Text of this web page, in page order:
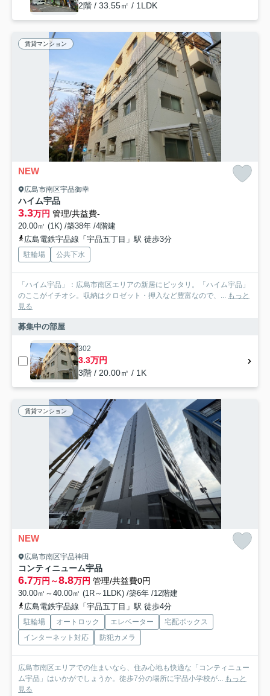
2階 / 33.55㎡ / 1LDK
賃貸マンション
NEW
広島市南区宇品御幸
ハイム宇品
3.3万円 管理/共益費-
20.00㎡ (1K) /築38年 /4階建
広島電鉄宇品線「宇品五丁目」駅 徒歩3分
駐輪場 公共下水
「ハイム宇品」：広島市南区エリアの新居にピッタリ。「ハイム宇品」
のここがイチオシ。収納はクロゼット・押入など豊富なので、... もっと
見る
募集中の部屋
302
3.3万円
3階 / 20.00㎡ / 1K
賃貸マンション
NEW
広島市南区宇品神田
コンティニューム宇品
6.7万円～8.8万円 管理/共益費0円
30.00㎡～40.00㎡ (1R～1LDK) /築6年 /12階建
広島電鉄宇品線「宇品五丁目」駅 徒歩4分
駐輪場 オートロック エレベーター
宅配ボックス
インターネット対応
防犯カメラ
広島市南区エリアでの住まいなら、住み心地も快適な「コンティニュー
ム宇品」はいかがでしょうか。徒歩7分の場所に宇品小学校が... もっと
見る